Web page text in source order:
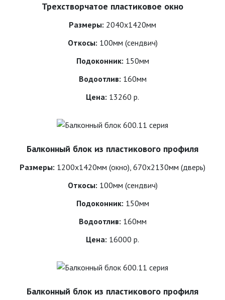
Трехстворчатое пластиковое окно
Размеры: 2040х1420мм
Откосы: 100мм (сендвич)
Подоконник: 150мм
Водоотлив: 160мм
Цена: 13260 р.
Балконный блок из пластикового профиля
Размеры: 1200х1420мм (окно), 670х2130мм (дверь)
Откосы: 100мм (сендвич)
Подоконник: 150мм
Водоотлив: 160мм
Цена: 16000 р.
Балконный блок из пластикового профиля